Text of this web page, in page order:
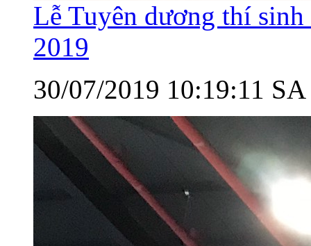
Lễ Tuyên dương thí
2019
30/07/2019 10:19:11 SA